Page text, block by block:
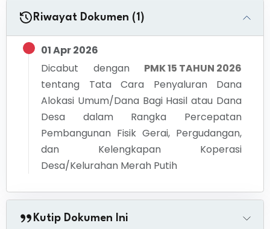
Riwayat Dokumen (1)
01 Apr 2026
Dicabut dengan
PMK 15 TAHUN 2026
tentang Tata Cara Penyaluran Dana
Alokasi Umum/Dana Bagi Hasil atau Dana
Desa dalam Rangka Percepatan
Pembangunan Fisik Gerai, Pergudangan,
dan Kelengkapan Koperasi
Desa/Kelurahan Merah Putih
Kutip Dokumen Ini